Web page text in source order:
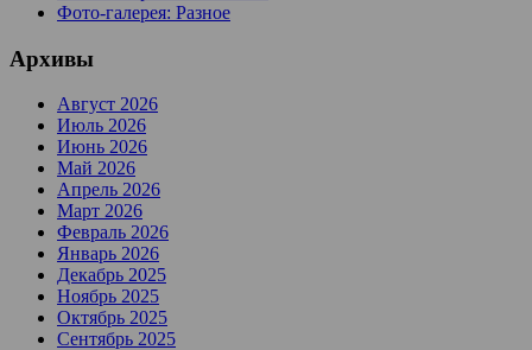
Фото-галерея: Разное
Архивы
Август 2026
Июль 2026
Июнь 2026
Май 2026
Апрель 2026
Март 2026
Февраль 2026
Январь 2026
Декабрь 2025
Ноябрь 2025
Октябрь 2025
Сентябрь 2025